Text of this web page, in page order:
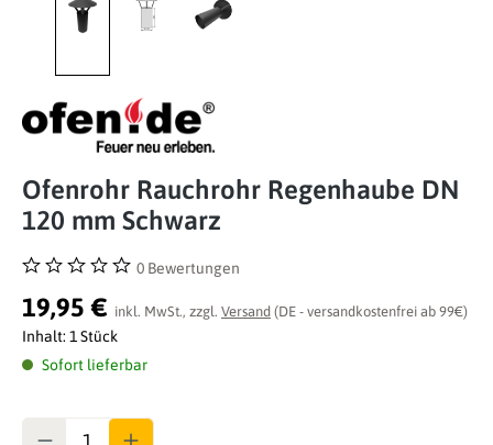
Ofenrohr Rauchrohr Regenhaube DN
120 mm Schwarz
Durchschnittliche Bewertung von 0 von 5 Sternen
0 Bewertungen
19,95 € inkl. MwSt., zzgl. Versand (DE - versandkostenfrei ab 99€)
Inhalt: 1 Stück
Sofort lieferbar